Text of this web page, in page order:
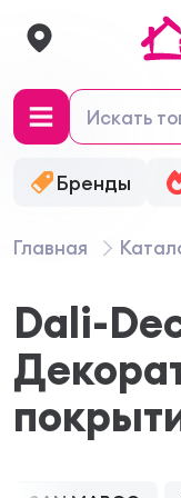
Бренды
Главная
Dali-